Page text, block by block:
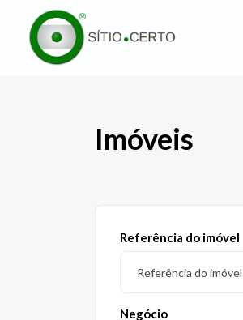
Imóveis
Referência do imóvel
Negócio